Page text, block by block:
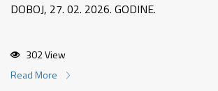
DOBOJ, 27. 02. 2026. GODINE.
302 View
Read More